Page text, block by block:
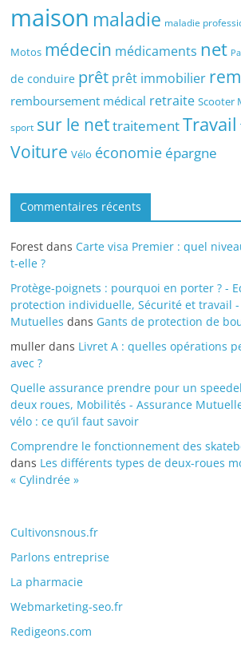
maison maladie maladie
Motos médecin médicaments net
de conduire prêt prêt immobilier
remboursement médical retraite Scooter
sport sur le nettraitementTravail
Voiture Vélo économie épargne
Commentaires récents
Forest dans Carte visa Premier : quel
t-elle ?
Protège-poignets : pourquoi en porter ? -
protection individuelle, Sécurité et travail
Mutuelles dans Gants de protection de
muller dans Livret A : quelles opérations
avec ?
Quelle assurance prendre pour un
deux roues, Mobilités - Assurance
vélo : ce qu’il faut savoir
Comprendre le fonctionnement des
dans Les différents types de deux-roues
« Cylindrée »
Cultivonsnous.fr
Parlons entreprise
La pharmacie
Webmarketing-seo.fr
Redigeons.com